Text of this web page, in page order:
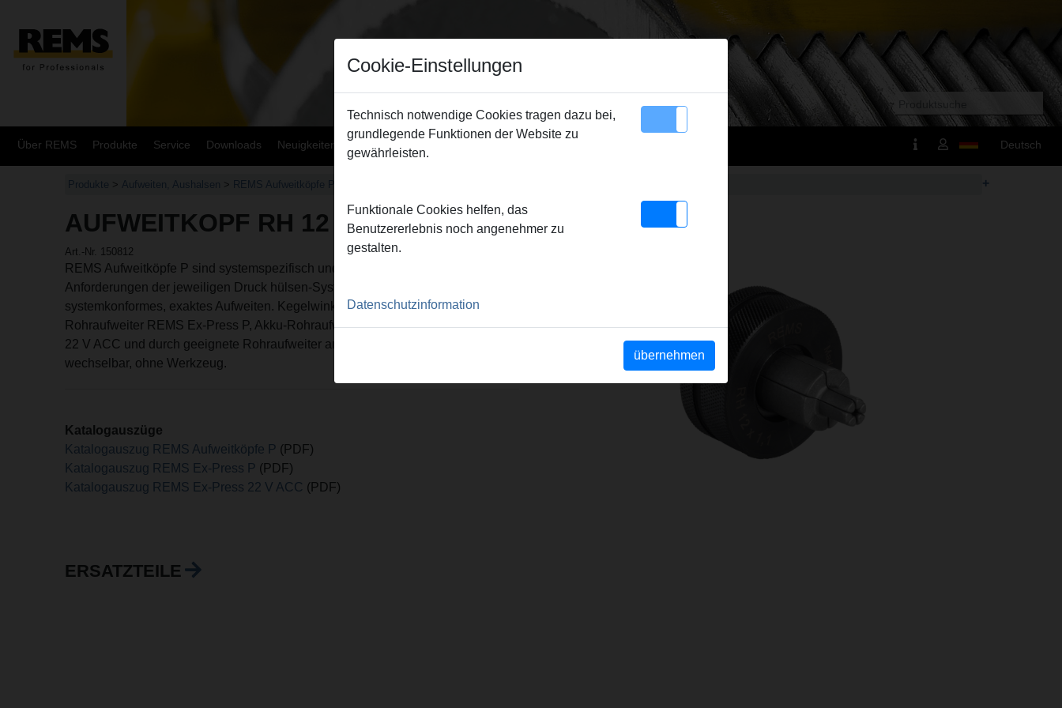
Über REMS Produkte Service Downloads Neuigkeiten Sitemap Deutsch
Produkte > Aufweiten, Aushalsen > REMS Aufweitköpfe P +
AUFWEITKOPF RH 12 X 1,1
Art.-Nr. 150812
REMS Aufweitköpfe P sind systemspezifisch und entsprechen den
Anforderungen der jeweiligen Druck hülsen-Systeme. Dadurch einwandfrei
systemkonformes, exaktes Aufweiten. Kegelwinkel 18 Grad. Antrieb durch Hand-
Rohraufweiter REMS Ex-Press P, Akku-Rohraufweiter REMS Akku-Ex-Press P
22 V ACC und durch geeignete Rohraufweiter anderer Fabrikate. Schnell
wechselbar, ohne Werkzeug.
Katalogauszüge
Katalogauszug REMS Aufweitköpfe P (PDF)
Katalogauszug REMS Ex-Press P (PDF)
Katalogauszug REMS Ex-Press 22 V ACC (PDF)
ERSATZTEILE
Cookie-Einstellungen
Technisch notwendige Cookies tragen dazu bei,
grundlegende Funktionen der Website zu
gewährleisten.
Funktionale Cookies helfen, das
Benutzererlebnis noch angenehmer zu
gestalten.
Datenschutzinformation
übernehmen